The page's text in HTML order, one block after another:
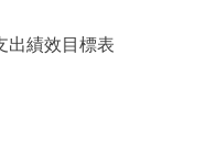
績效目標表